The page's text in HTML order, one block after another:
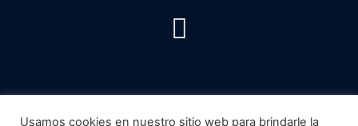
Usamos cookies en nuestro sitio web para brindarle la